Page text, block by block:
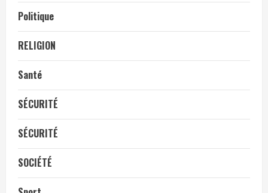
Politique
RELIGION
Santé
SÉCURITÉ
SÉCURITÉ
SOCIÉTÉ